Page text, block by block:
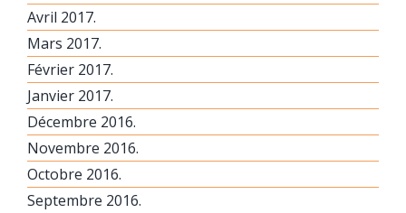
Avril 2017.
Mars 2017.
Février 2017.
Janvier 2017.
Décembre 2016.
Novembre 2016.
Octobre 2016.
Septembre 2016.